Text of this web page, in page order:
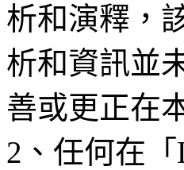
析和演釋，
析和資訊並
善或更正在
2、任何在